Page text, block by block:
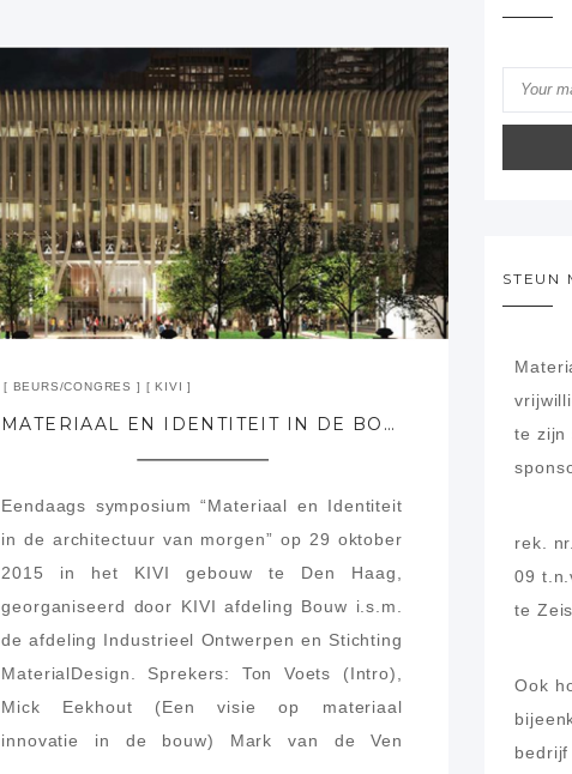
BEURS/CONGRES KIVI
MATERIAAL EN IDENTITEIT IN DE BOUW (29-10-2015), KIVI GEBOUW
Eendaags symposium “Materiaal en Identiteit
in de architectuur van morgen” op 29 oktober
2015 in het KIVI gebouw te Den Haag,
georganiseerd door KIVI afdeling Bouw i.s.m.
de afdeling Industrieel Ontwerpen en Stichting
MaterialDesign. Sprekers: Ton Voets (Intro),
Mick Eekhout (Een visie op materiaal
innovatie in de bouw) Mark van de Ven
STEUN
te zijn
rek.
09
te
Ook
bedrijf